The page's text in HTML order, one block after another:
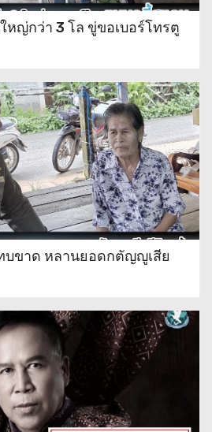
หญ่กว่า 3 โล ขู่ขอเบอร์โทรตู
ขาด หลานยอดกตัญญูเสีย